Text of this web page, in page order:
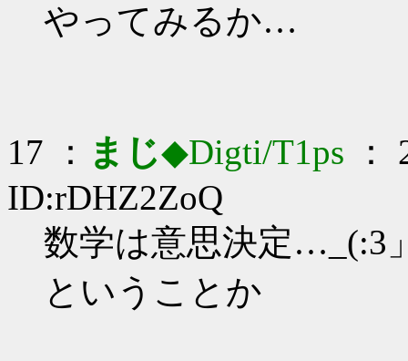
やってみるか…
17 ： まじ◆Digti/T1ps ：
ID:rDHZ2ZoQ
数学は意思決定…_(:3
ということか